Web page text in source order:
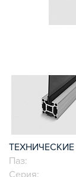
ЛИНЕЙНЫЕ
Паз: